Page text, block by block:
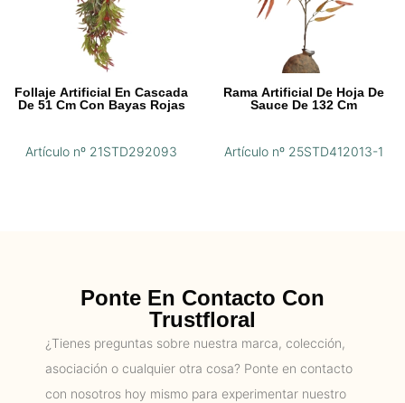
Follaje Artificial En Cascada
De 51 Cm Con Bayas Rojas
Artículo nº 21STD292093
Rama Artificial De Hoja De
Sauce De 132 Cm
Artículo nº 25STD412013-1
Ponte En Contacto Con
Trustfloral
¿Tienes preguntas sobre nuestra marca, colección,
asociación o cualquier otra cosa? Ponte en contacto
con nosotros hoy mismo para experimentar nuestro